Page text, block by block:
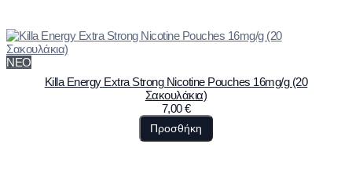
ΝΕΟ
Killa Energy Extra Strong Nicotine Pouches 16mg/g (20
Σακουλάκια)
7,00€
Προσθήκη